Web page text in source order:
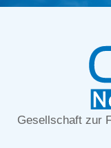
Gesellschaft zur